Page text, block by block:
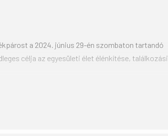
a 2024. június 29-én szombaton tartandó
célja az egyesületi élet élénkítése, találkozási